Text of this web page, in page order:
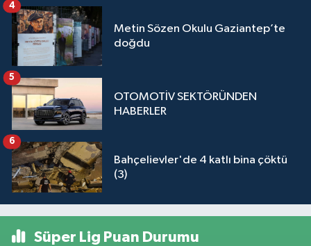
Metin Sözen Okulu Gaziantep’te
doğdu
4
OTOMOTİV SEKTÖRÜNDEN
HABERLER
5
Bahçelievler'de 4 katlı bina çöktü
(3)
6
Süper Lig Puan Durumu